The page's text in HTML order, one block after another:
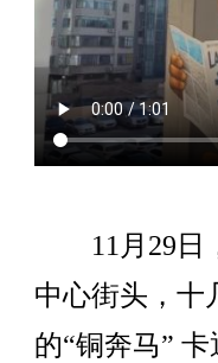
11月29日，
中心街头，十
的“铜奔马”